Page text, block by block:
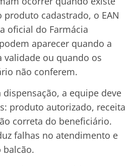
produto cadastrado, o EAN
oficial do Farmácia
aparecer quando a
validade ou quando os
não conferem.
a equipe deve
produto autorizado, receita
correta do beneficiário.
falhas no atendimento e
balcão.